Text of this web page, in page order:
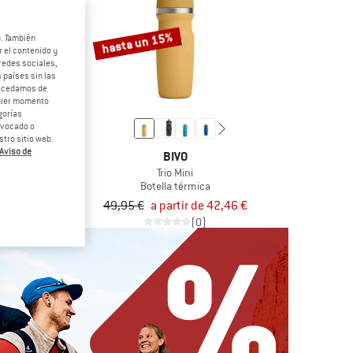
hasta un 15%
BIVO
Trio Mini
Botella térmica
49,95 € a partir de 42,46 €
(0)
el contenido y
sociales,
países sin las
de
momento
o
sitio web.
Aviso de